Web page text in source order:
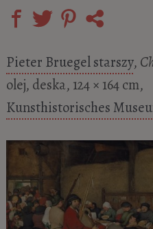
Pieter Bruegel starszy,
olej, deska, 124 × 164 cm,
Kunsthistorisches